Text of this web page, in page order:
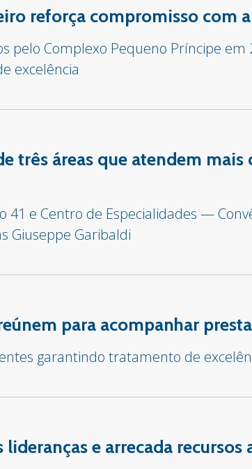
reforça compromisso com
pelo Complexo Pequeno Príncipe
excelência
três áreas que atendem
e Centro de Especialidades —
Giuseppe Garibaldi
para acompanhar
garantindo tratamento de
e arrecada